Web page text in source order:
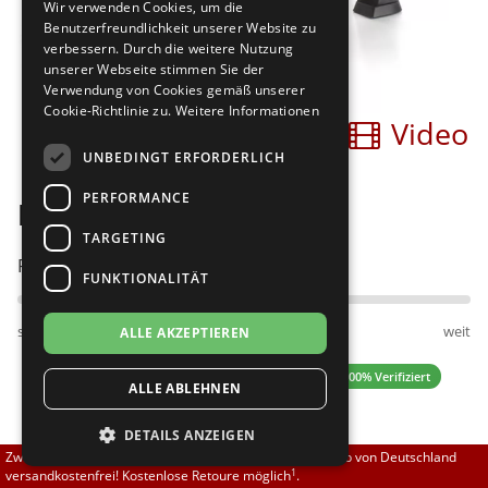
Brautschuhe
Sneaker
Übergrößen 43-44
Flexerinas
Merlet
Nueva Epoca
RayRose
Rummos
Rumpf
SoDanca
TopTanz
Bilder Video
Diamant 048-068-034
Passt am besten bei Fußweite:
schmal normal weit
4.63 (24 Bewertungen) ✓ 100% Verifiziert
114,00 EUR
Zwischen 70,00 EUR und 800,00 EUR liefern wir innerhalb von Deutschland
versandkostenfrei! Kostenlose Retoure möglich1.
Wir verwenden Cookies, um die
Benutzerfreundlichkeit unserer Website zu
verbessern. Durch die weitere Nutzung
unserer Webseite stimmen Sie der
Verwendung von Cookies gemäß unserer
Cookie-Richtlinie zu. Weitere Informationen
UNBEDINGT ERFORDERLICH
PERFORMANCE
TARGETING
FUNKTIONALITÄT
ALLE AKZEPTIEREN
ALLE ABLEHNEN
DETAILS ANZEIGEN